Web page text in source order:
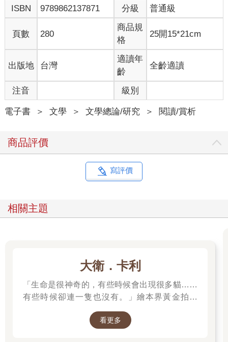
ISBN
9789862137871 分級 普通級
頁數 280
商品規
格
25開15*21cm
出版地 台灣
適讀年
齡
全齡適讀
注音 級別
電子書 ＞ 文學 ＞ 文學總論/研究 ＞ 閱讀/賞析
商品評價
寫評價
相關主題
大衛．卡利
「生命是很神奇的，有些時候會出現很多貓……
有些時候卻連一隻也沒有。」繪本界黃金拍檔
作！繼《作家和他的狗》後，再次聯手打造動人
看更多